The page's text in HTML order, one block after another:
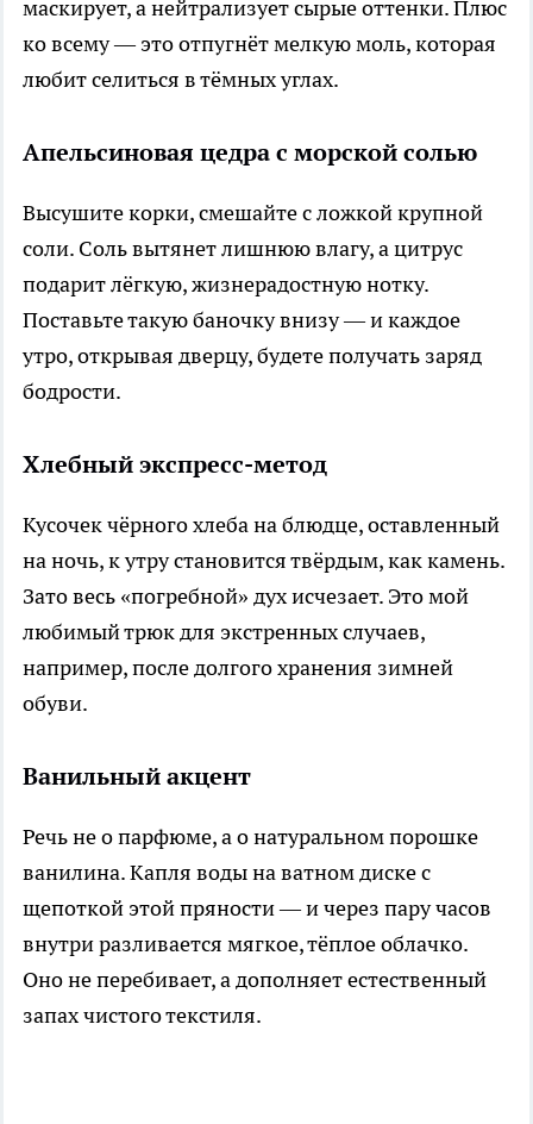
маскирует, а нейтрализует сырые оттенки. Плюс
ко всему — это отпугнёт мелкую моль, которая
любит селиться в тёмных углах.
Апельсиновая цедра с морской солью
Высушите корки, смешайте с ложкой крупной
соли. Соль вытянет лишнюю влагу, а цитрус
подарит лёгкую, жизнерадостную нотку.
Поставьте такую баночку внизу — и каждое
утро, открывая дверцу, будете получать заряд
бодрости.
Хлебный экспресс-метод
Кусочек чёрного хлеба на блюдце, оставленный
на ночь, к утру становится твёрдым, как камень.
Зато весь «погребной» дух исчезает. Это мой
любимый трюк для экстренных случаев,
например, после долгого хранения зимней
обуви.
Ванильный акцент
Речь не о парфюме, а о натуральном порошке
ванилина. Капля воды на ватном диске с
щепоткой этой пряности — и через пару часов
внутри разливается мягкое, тёплое облачко.
Оно не перебивает, а дополняет естественный
запах чистого текстиля.